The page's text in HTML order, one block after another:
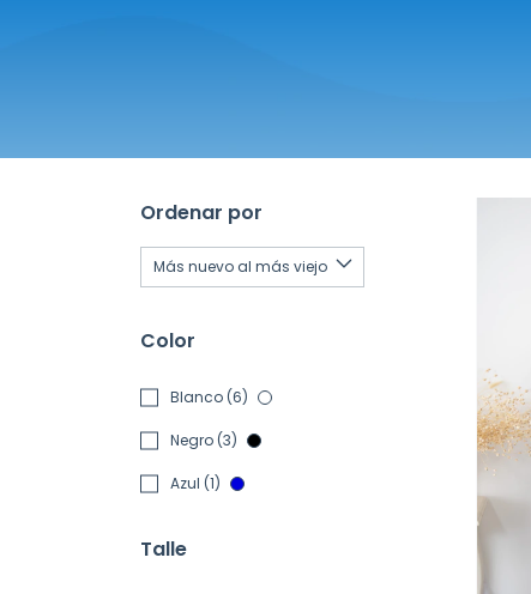
Ordenar por
Color
Blanco (6)
Negro (3)
Azul (1)
Talle